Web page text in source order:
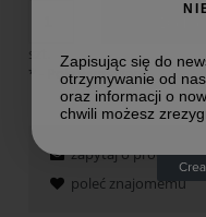
szt.
* - Pole wymagane
zapytaj o produkt
poleć znajomemu
Zapisując się do
otrzymywanie od
oraz informacji o
chwili możesz